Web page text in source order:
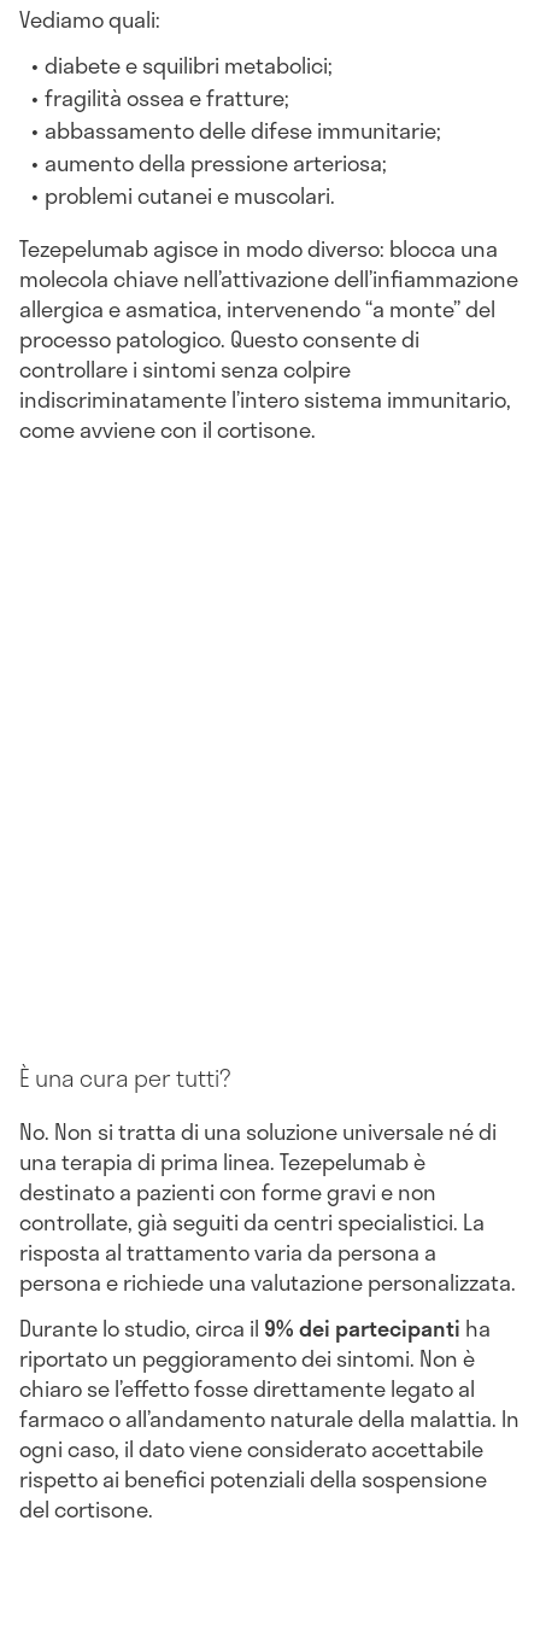
Vediamo quali:
diabete e squilibri metabolici;
fragilità ossea e fratture;
abbassamento delle difese immunitarie;
aumento della pressione arteriosa;
problemi cutanei e muscolari.
Tezepelumab agisce in modo diverso: blocca una
molecola chiave nell’attivazione dell’infiammazione
allergica e asmatica, intervenendo “a monte” del
processo patologico. Questo consente di
controllare i sintomi senza colpire
indiscriminatamente l’intero sistema immunitario,
come avviene con il cortisone.
È una cura per tutti?
No. Non si tratta di una soluzione universale né di
una terapia di prima linea. Tezepelumab è
destinato a pazienti con forme gravi e non
controllate, già seguiti da centri specialistici. La
risposta al trattamento varia da persona a
persona e richiede una valutazione personalizzata.
Durante lo studio, circa il 9% dei partecipanti ha
riportato un peggioramento dei sintomi. Non è
chiaro se l’effetto fosse direttamente legato al
farmaco o all’andamento naturale della malattia. In
ogni caso, il dato viene considerato accettabile
rispetto ai benefici potenziali della sospensione
del cortisone.